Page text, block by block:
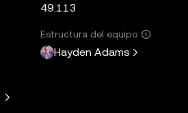
49.113
Estructura del equipo
Hayden Adams
Horowitz, Paradigm, Variant Fund,